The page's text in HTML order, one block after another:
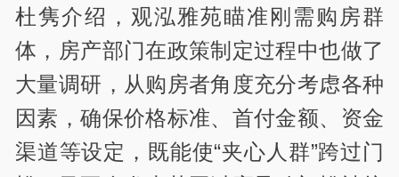
杜隽介绍，观泓雅苑瞄准刚需购房群
体，房产部门在政策制定过程中也做了
大量调研，从购房者角度充分考虑各种
因素，确保价格标准、首付金额、资金
渠道等设定，既能使“夹心人群”跨过门